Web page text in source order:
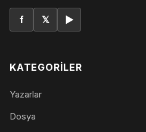
f 𝕏 ▶
KATEGORILER
Yazarlar
Dosya